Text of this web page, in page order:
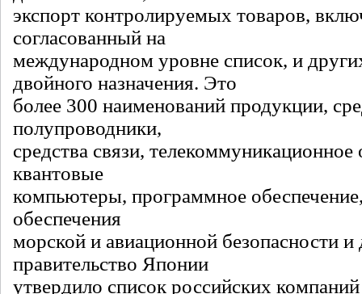
экспорт контролируемых товаров,
согласованный на
международном уровне список, и
двойного назначения. Это
более 300 наименований продукции,
полупроводники,
средства связи, телекоммуникационное
квантовые
компьютеры, программное
обеспечения
морской и авиационной безопасности и
правительство Японии
утвердило список российских